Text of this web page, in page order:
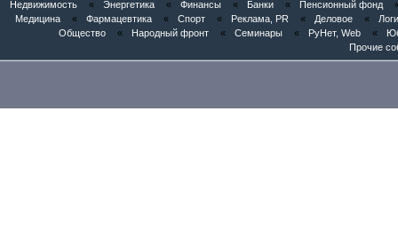
Недвижимость
« Энергетика « Финансы « Банки « Пенсионный фонд
Медицина
« Фармацевтика « Спорт « Реклама, PR « Деловое «
Общество
« Народный фронт « Семинары « РуНет, Web «
Прочие